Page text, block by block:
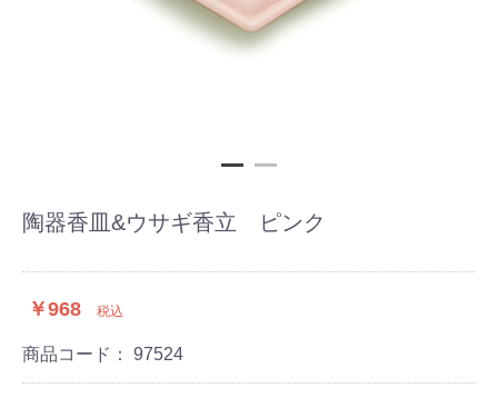
陶器香皿&ウサギ香立 ピンク
￥968 税込
商品コード： 97524